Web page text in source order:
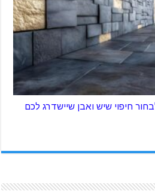
חיפוי שיש ואבן שיישדרג לכם